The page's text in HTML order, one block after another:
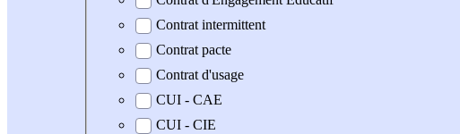
Contrat intermittent
Contrat pacte
Contrat d'usage
CUI - CAE
CUI - CIE